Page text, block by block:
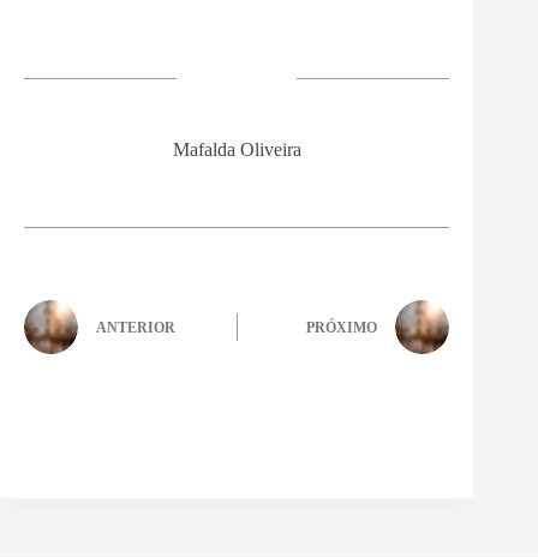
Mafalda Oliveira
ANTERIOR PRÓXIMO